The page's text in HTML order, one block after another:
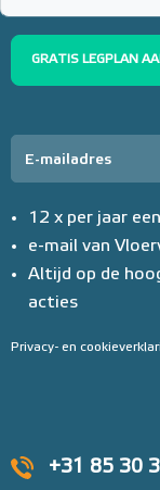
+31 85 30
GRATIS LEGPLAN
12 x per jaar
e-mail van
Altijd op de
acties
Privacy- en